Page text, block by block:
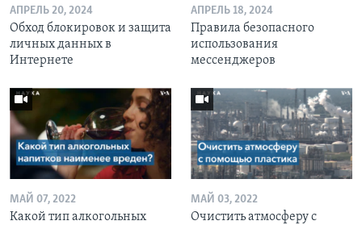
АПРЕЛЬ 20, 2024
Обход блокировок и защита
личных данных в
Интернете
АПРЕЛЬ 18, 2024
Правила безопасного
использования
мессенджеров
МАЙ 07, 2022
Какой тип алкогольных
МАЙ 03, 2022
Очистить атмосферу с